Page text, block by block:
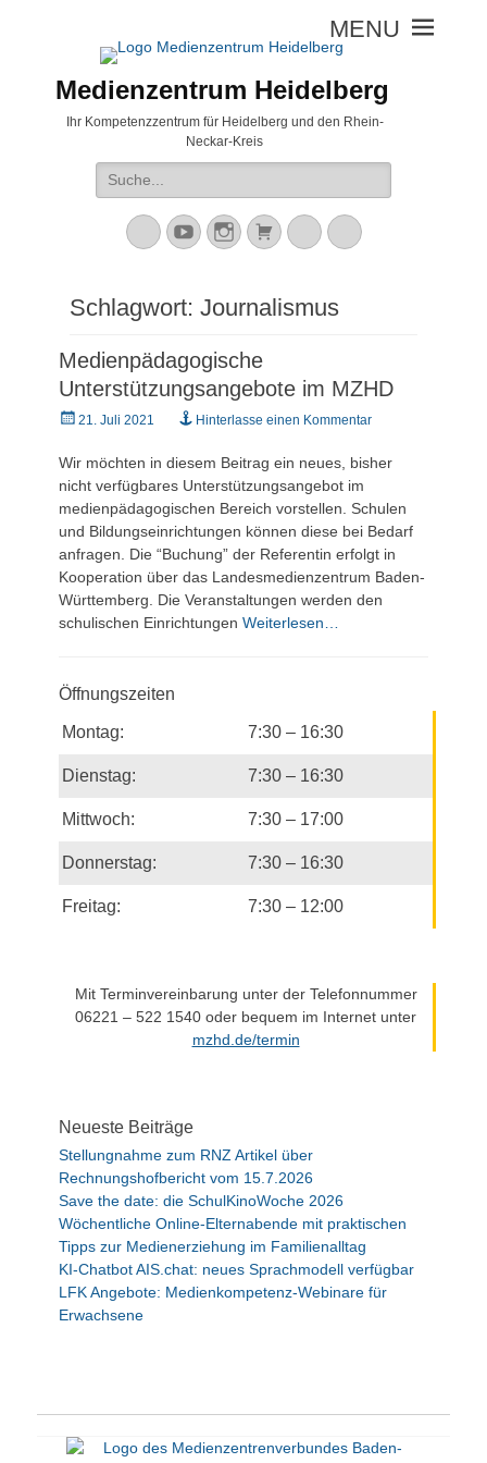
Medienzentrum Heidelberg
Ihr Kompetenzzentrum für Heidelberg und den Rhein-
Neckar-Kreis
Suche
nach:
Mastodon
YouTubeInstagramWarenkorb
CloudPeertube
Schlagwort: Journalismus
Medienpädagogische
Unterstützungsangebote im MZHD
Veröffentlicht
21. Juli 2021 Hinterlasse einen Kommentar
Wir möchten in diesem Beitrag ein neues, bisher
nicht verfügbares Unterstützungsangebot im
medienpädagogischen Bereich vorstellen. Schulen
und Bildungseinrichtungen können diese bei Bedarf
anfragen. Die “Buchung” der Referentin erfolgt in
Kooperation über das Landesmedienzentrum Baden-
Württemberg. Die Veranstaltungen werden den
schulischen Einrichtungen Weiterlesen…
Öffnungszeiten
Montag: 7:30 – 16:30
Dienstag: 7:30 – 16:30
Mittwoch: 7:30 – 17:00
Donnerstag: 7:30 – 16:30
Freitag: 7:30 – 12:00
Mit Terminvereinbarung unter der Telefonnummer
06221 – 522 1540 oder bequem im Internet unter
mzhd.de/termin
Neueste Beiträge
Stellungnahme zum RNZ Artikel über
Rechnungshofbericht vom 15.7.2026
Save the date: die SchulKinoWoche 2026
Wöchentliche Online-Elternabende mit praktischen
Tipps zur Medienerziehung im Familienalltag
KI-Chatbot AIS.chat: neues Sprachmodell verfügbar
LFK Angebote: Medienkompetenz-Webinare für
Erwachsene